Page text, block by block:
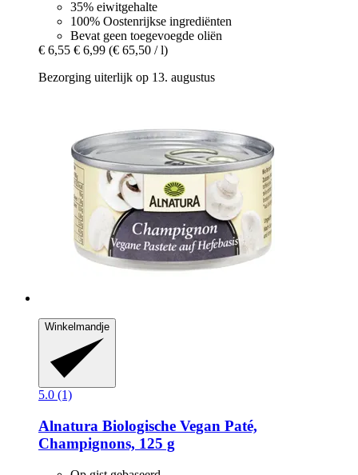
35% eiwitgehalte
100% Oostenrijkse ingrediënten
Bevat geen toegevoegde oliën
€ 6,55 € 6,99 (€ 65,50 / l)
Bezorging uiterlijk op 13. augustus
Winkelmandje
5.0 (1)
Alnatura Biologische Vegan Paté,
Champignons, 125 g